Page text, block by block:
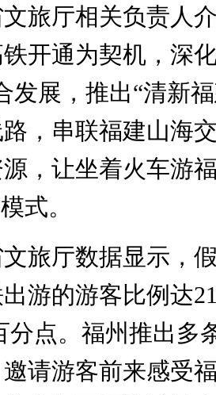
厅相关负责人介
开通为契机，深
发展，推出“清新
，串联福建山海
，让坐着火车游
式。
厅数据显示，假
游的游客比例达
分点。福州推出多
请游客前来感受